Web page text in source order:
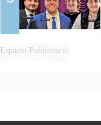
Espacio Publicitario